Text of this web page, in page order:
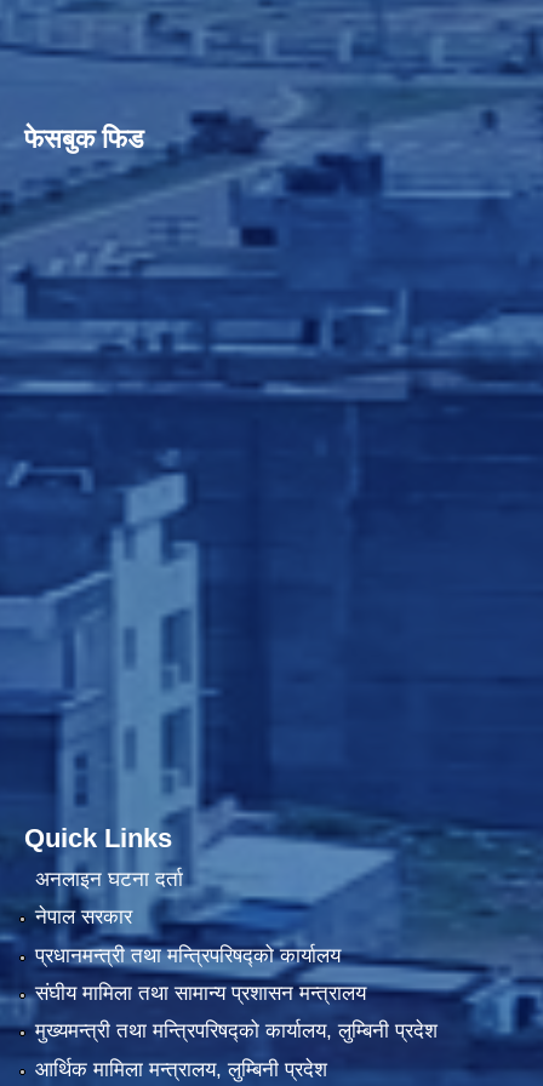
फेसबुक फिड
Quick Links
अनलाइन घटना दर्ता
नेपाल सरकार
प्रधानमन्त्री तथा मन्त्रिपरिषद्को कार्यालय
संघीय मामिला तथा सामान्य प्रशासन मन्त्रालय
मुख्यमन्त्री तथा मन्त्रिपरिषद्को कार्यालय, लुम्बिनी प्रदेश
आर्थिक मामिला मन्त्रालय, लुम्बिनी प्रदेश